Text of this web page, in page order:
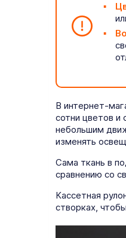
В интернет-
сотни цветов и
небольшим
изменять
Сама ткань в
сравнению со
Кассетная
створках,